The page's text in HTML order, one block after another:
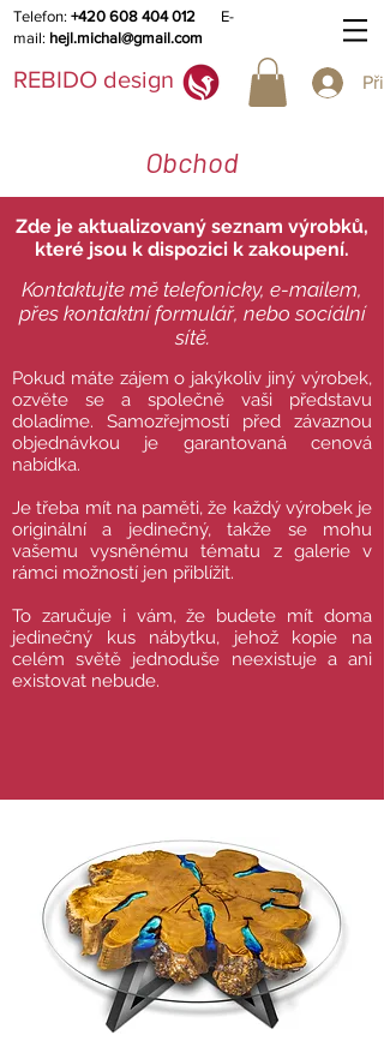
Telefon: +420 608 404 012
E-
mail: hejl.michal@gmail.com
REBIDO design
Obchod
Zde je aktualizovaný seznam výrobků,
které jsou k dispozici k zakoupení.
Kontaktujte mě telefonicky, e-mailem,
přes kontaktní formulář, nebo socíální
sítě.
Pokud máte zájem o jakýkoliv jiný výrobek,
ozvěte se a společně vaši představu
doladíme. Samozřejmostí před závaznou
objednávkou je garantovaná cenová
nabídka.
Je třeba mít na paměti, že každý výrobek je
originální a jedinečný, takže se mohu
vašemu vysněnému tématu z galerie v
rámci možností jen přiblížit.
To zaručuje i vám, že budete mít doma
jedinečný kus nábytku, jehož kopie na
celém světě jednoduše neexistuje a ani
existovat nebude.